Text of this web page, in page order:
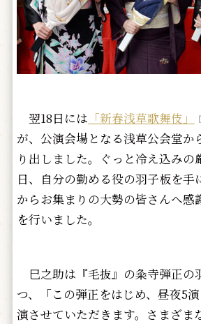
翌18日には 「新春浅草歌舞伎」
が、公演会場となる浅草公会堂か
り出しました。ぐっと冷え込みの
日、自分の勤める役の羽子板を手
からお集まりの大勢の皆さんへ感
を行いました。
巳之助は『毛抜』の粂寺弾正の
つ、「この弾正をはじめ、昼夜5
演させていただきます。さまざま